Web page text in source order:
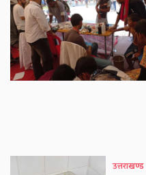
उत्तराखण्ड